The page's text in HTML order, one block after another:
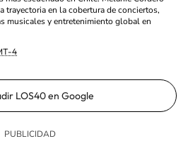
trayectoria en la cobertura de conciertos,
musicales y entretenimiento global en
4
LOS40 en Google